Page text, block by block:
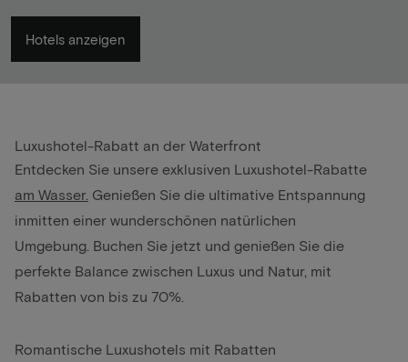
Hotels anzeigen
Luxushotel-Rabatt an der Waterfront
Entdecken Sie unsere exklusiven Luxushotel-Rabatte
am Wasser. Genießen Sie die ultimative Entspannung
inmitten einer wunderschönen natürlichen
Umgebung. Buchen Sie jetzt und genießen Sie die
perfekte Balance zwischen Luxus und Natur, mit
Rabatten von bis zu 70%.
Romantische Luxushotels mit Rabatten